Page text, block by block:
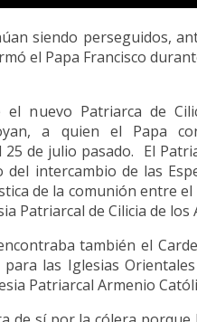
siendo perseguidos,
el Papa Francisco
nuevo Patriarca de
a quien el Papa
25 de julio pasado. El
intercambio de las
de la comunión entre
Patriarcal de Cilicia de los
también el
las Iglesias
Patriarcal Armenio